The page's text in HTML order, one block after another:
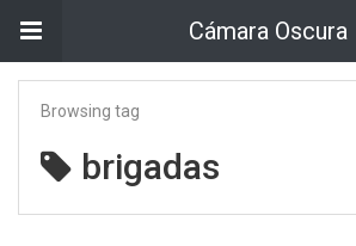
Cámara Oscura
Browsing tag
brigadas